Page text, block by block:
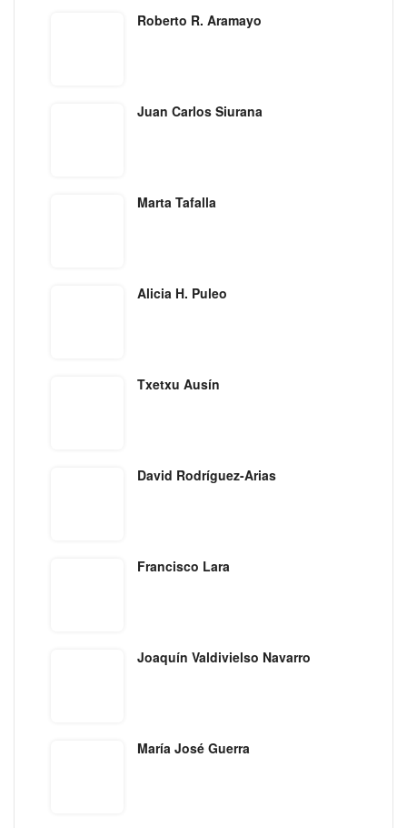
Roberto R. Aramayo
Juan Carlos Siurana
Marta Tafalla
Alicia H. Puleo
Txetxu Ausín
David Rodríguez-Arias
Francisco Lara
Joaquín Valdivielso Navarro
María José Guerra